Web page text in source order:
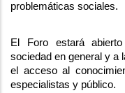
problemáticas sociales.
El Foro estará
sociedad en general y a
el acceso al
especialistas y público.